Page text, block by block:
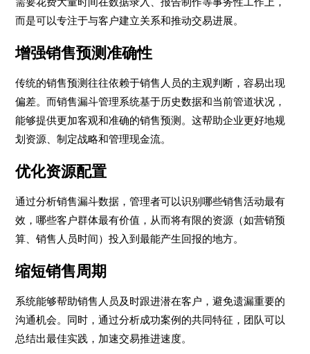
而是可以专注于与客户建立关系和推动交易进展。
增强销售预测准确性
传统的销售预测往往依赖于销售人员的主观判断，容易出现
偏差。而销售漏斗管理系统基于历史数据和当前管道状况，
能够提供更加客观和准确的销售预测。这帮助企业更好地规
划资源、制定战略和管理现金流。
优化资源配置
通过分析销售漏斗数据，管理者可以识别哪些销售活动最有
效，哪些客户群体最有价值，从而将有限的资源（如营销预
算、销售人员时间）投入到最能产生回报的地方。
缩短销售周期
系统能够帮助销售人员及时跟进潜在客户，避免遗漏重要的
沟通机会。同时，通过分析成功案例的共同特征，团队可以
总结出最佳实践，加速交易推进速度。